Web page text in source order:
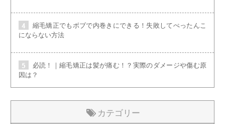
縮毛矯正でもボブで内巻きにできる！失敗してぺったんこ
にならない方法
必読！｜縮毛矯正は髪が痛む！？実際のダメージや傷む原
因は？
カテゴリー